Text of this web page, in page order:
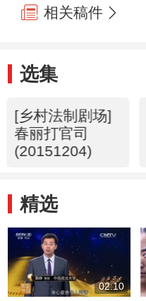
相关稿件
选集
[乡村法制剧场]
春丽打官司
(20151204)
精选
02:10